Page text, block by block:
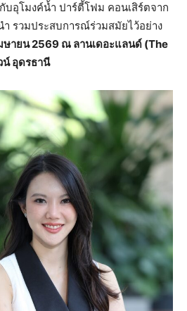
บอุโมงค์น้ำ ปาร์ตี้โฟม คอนเสิร์ตจาก
รวมประสบการณ์ร่วมสมัยไว้อย่าง
ษายน 2569 ณ ลานเดอะแลนด์ (The
น์ อุดรธานี